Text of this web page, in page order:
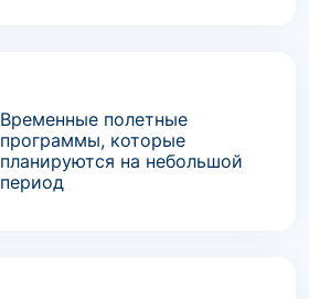
Временные полетные
программы, которые
планируются на небольшой
период